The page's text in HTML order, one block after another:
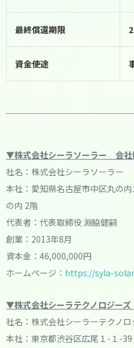
最終償還期限
資金使途
▼株式会社シーラソーラー 会社
社名：株式会社シーラソーラー
本社：愛知県名古屋市中区丸の
の内 2階
代表者：代表取締役 淵脇健嗣
創業：2013年8月
資本金：46,000,000円
ホームページ： https://syla-
▼株式会社シーラテクノロジー
社名：株式会社シーラーテクノロ
本社：東京都渋⾕区広尾１-１-